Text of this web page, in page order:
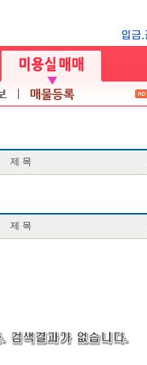
제 목
제 목